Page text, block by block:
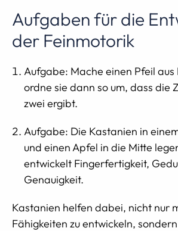
Aufgaben für die
der Feinmotorik
Aufgabe: Mache einen Pfeil
ordne sie dann so um, dass die
zwei ergibt.
Aufgabe: Die Kastanien in
und einen Apfel in die Mitte
entwickelt Fingerfertigkeit,
Genauigkeit.
Kastanien helfen dabei, nicht nur
Fähigkeiten zu entwickeln,